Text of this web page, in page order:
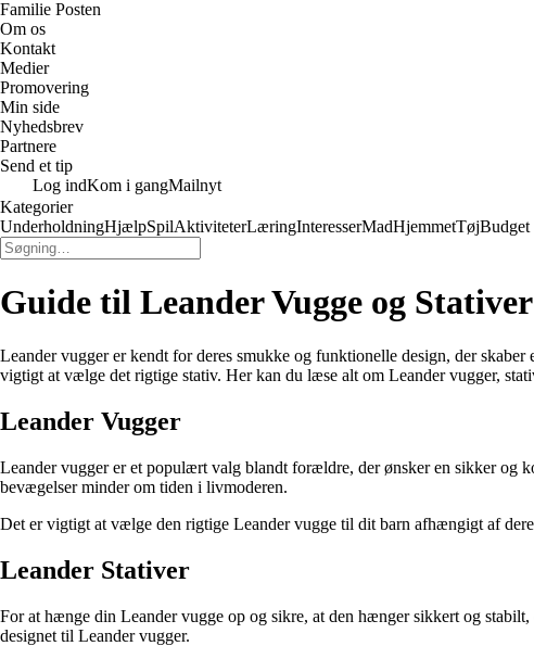
Familie Posten
Om os
Kontakt
Medier
Promovering
Min side
Nyhedsbrev
Partnere
Send et tip
Log indKom i gangMailnyt
Kategorier
UnderholdningHjælpSpilAktiviteterLæringInteresserMadHjemmetTøjBudget
Guide til Leander Vugge og
Leander vugger er kendt for deres smukke og funktionelle design, der
vigtigt at vælge det rigtige stativ. Her kan du læse alt om Leander vugger,
Leander Vugger
Leander vugger er et populært valg blandt forældre, der ønsker en sikker og
bevægelser minder om tiden i livmoderen.
Det er vigtigt at vælge den rigtige Leander vugge til dit barn afhængigt af
Leander Stativer
For at hænge din Leander vugge op og sikre, at den hænger sikkert og
designet til Leander vugger.